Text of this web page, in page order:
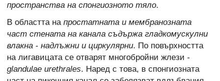
пространства на спонгиозното тяло.
В областта на простатната и мембранозната
част стената на канала съдържа гладкомускулни
влакна - надлъжни и циркулярни. По повърхността
на лигавицата се отварят многобройни жлези -
glandulae urethrales. Наред с това, в спонгиозната